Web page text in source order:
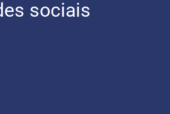
sociais